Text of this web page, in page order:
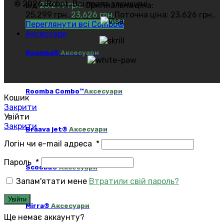
від25,299грн. Оригінальна ціна:
25,299 грн..23,626 грн.Поточна ціна: 23,626 грн..
Переглянути всі Combo®
Аксесуари
Roomba® Аксесуари
Roomba Combo™Аксесуари
Braava jet® Аксесуари
Scooba®Аксесуари
Mirra® Аксесуари
© 2026 iRobot. Всі права захищені.
Кошик
Закрити
Увійти
Закрити
Логін чи e-mail адреса *
Пароль *
Запам'ятати мене Втратили свій пароль?
Увійти
Ще немає аккаунту?